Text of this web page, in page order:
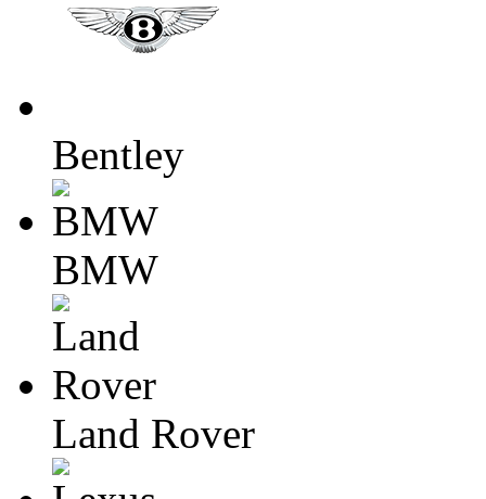
Bentley
BMW
Land Rover